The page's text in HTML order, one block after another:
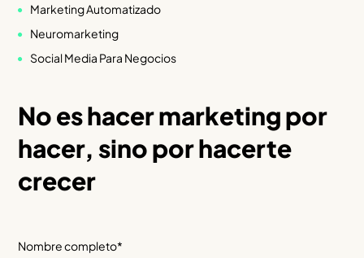
Marketing Automatizado
Neuromarketing
Social Media Para Negocios
No es hacer marketing por
hacer, sino por hacerte
crecer